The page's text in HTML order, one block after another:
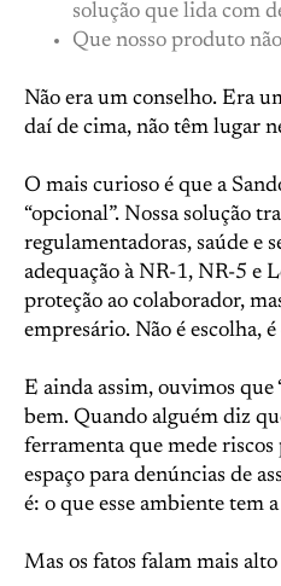
solução que lida com
Que nosso produto
Não era um conselho. Era
daí de cima, não têm lugar
O mais curioso é que a
“opcional”. Nossa solução
regulamentadoras, saúde e
adequação à NR-1, NR-5 e
proteção ao colaborador,
empresário. Não é escolha,
E ainda assim, ouvimos que
bem. Quando alguém diz
ferramenta que mede riscos
espaço para denúncias de
é: o que esse ambiente tem
Mas os fatos falam mais